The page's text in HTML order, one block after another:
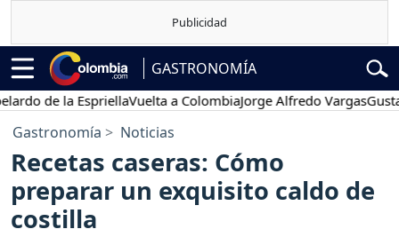
GASTRONOMÍA
de la EspriellaVuelta a ColombiaJorge Alfredo VargasGustavo
Gastronomía Noticias
Recetas caseras: Cómo
preparar un exquisito caldo de
costilla